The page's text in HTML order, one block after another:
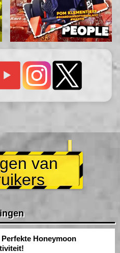
van
Perfekte Honeymoon